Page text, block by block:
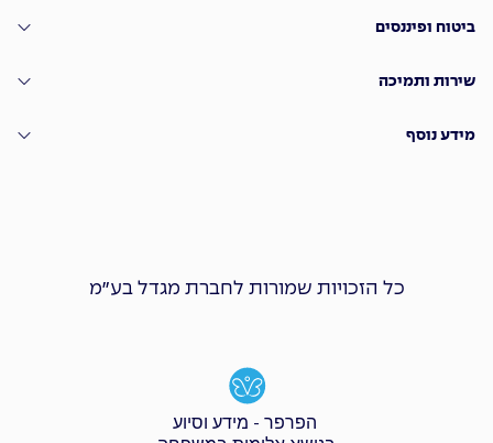
ביטוח ופיננסים
שירות ותמיכה
מידע נוסף
כל הזכויות שמורות לחברת מגדל בע״מ
הפרפר - מידע וסיוע